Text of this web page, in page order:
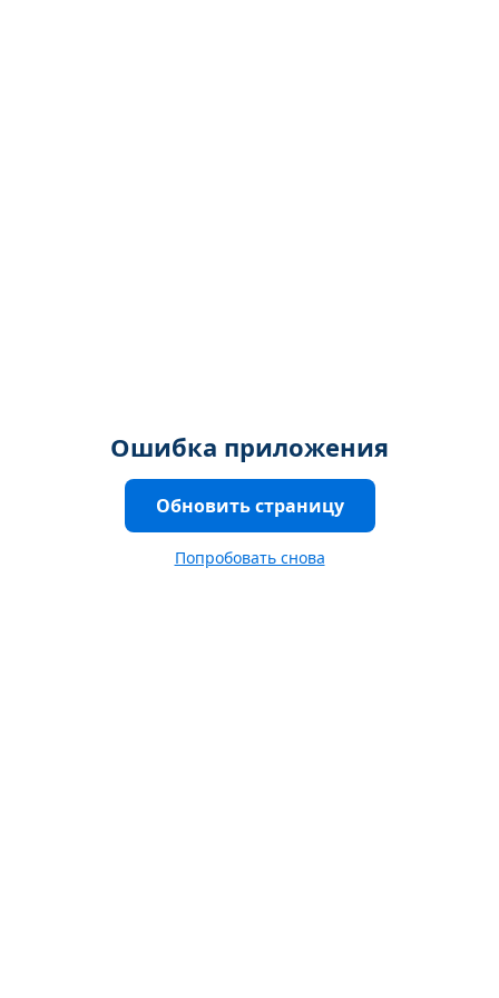
Ошибка приложения
Обновить страницу
Попробовать снова